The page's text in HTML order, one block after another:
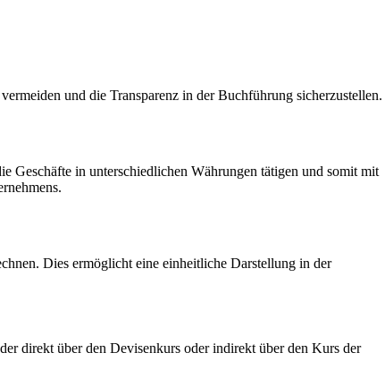
und die Transparenz in der Buchführung sicherzustellen.
Geschäfte in unterschiedlichen Währungen tätigen und somit mit
Dies ermöglicht eine einheitliche Darstellung in der
direkt über den Devisenkurs oder indirekt über den Kurs der